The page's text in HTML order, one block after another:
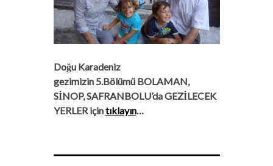
Doğu Karadeniz
gezimizin 5.Bölümü BOLAMAN,
SİNOP, SAFRANBOLU’da GEZİLECEK
YERLER içintıklayın…